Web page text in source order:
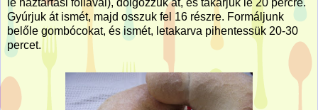
Gyúrjuk át ismét, majd osszuk fel 16 részre. Formáljunk
belőle gombócokat, és ismét, letakarva pihentessük 20-30
percet.